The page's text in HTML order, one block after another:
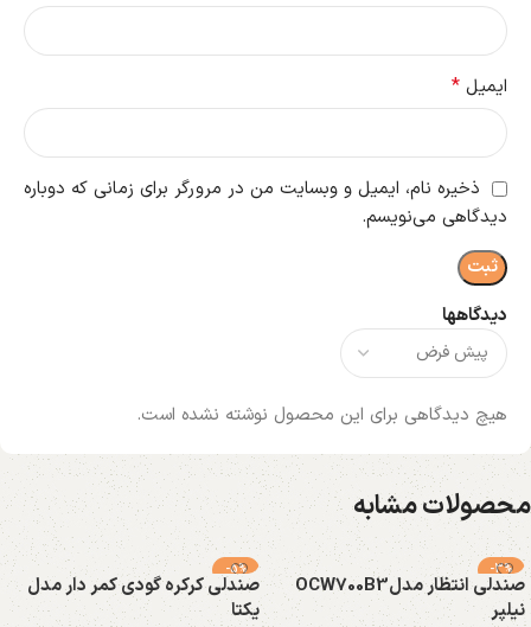
دیدگاهها
هیچ دیدگاهی برای این محصول نوشته نشده است.
ایمیل *
ذخیره نام، ایمیل و وبسایت من در مرورگر برای زمانی که دوباره
دیدگاهی می‌نویسم.
محصولات مشابه
-3%
صندلی انتظار مدلOCW700B3
نیلپر
-5%
صندلی کرکره گودی کمر دار مدل
یکتا